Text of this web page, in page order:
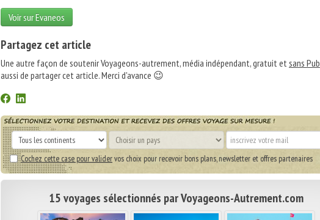
Voir sur Evaneos
Partagez cet article
Une autre façon de soutenir Voyageons-autrement, média indépendant, gratuit etsans Pub
aussi de partager cet article. Merci d'avance 😉
Cochez cette case pour validervos choix pour recevoir bons plans, newsletter et offres partenaires
15 voyages sélectionnés par Voyageons-Autrement.com